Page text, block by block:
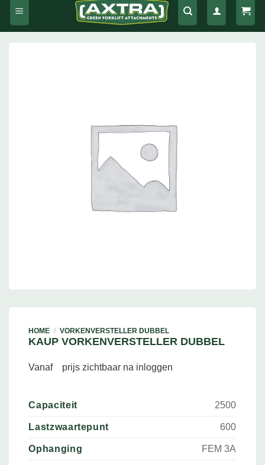
HOME / VORKENVERSTELLER DUBBEL
KAUP VORKENVERSTELLER DUBBEL
Vanaf prijs zichtbaar na inloggen
Capaciteit 2500
Lastzwaartepunt 600
Ophanging FEM 3A